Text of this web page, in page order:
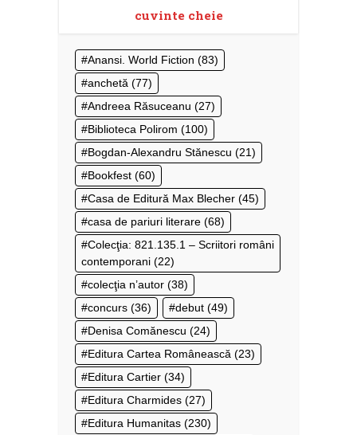
cuvinte cheie
Anansi. World Fiction (83)
anchetă (77)
Andreea Răsuceanu (27)
Biblioteca Polirom (100)
Bogdan-Alexandru Stănescu (21)
Bookfest (60)
Casa de Editură Max Blecher (45)
casa de pariuri literare (68)
Colecţia: 821.135.1 – Scriitori români
contemporani (22)
colecţia n’autor (38)
concurs (36) debut (49)
Denisa Comănescu (24)
Editura Cartea Românească (23)
Editura Cartier (34)
Editura Charmides (27)
Editura Humanitas (230)